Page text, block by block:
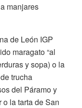
manjares
de León IGP
maragato “al
y sopa) o la
trucha
del Páramo y
la tarta de San